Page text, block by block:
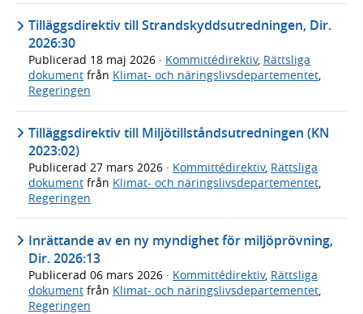
Tilläggsdirektiv till Strandskyddsutredningen, Dir.
2026:30
Publicerad 18 maj 2026 · Kommittédirektiv, Rättsliga
dokument från Klimat- och näringslivsdepartementet,
Regeringen
Tilläggsdirektiv till Miljötillståndsutredningen (KN
2023:02)
Publicerad 27 mars 2026 · Kommittédirektiv, Rättsliga
dokument från Klimat- och näringslivsdepartementet,
Regeringen
Inrättande av en ny myndighet för miljöprövning,
Dir. 2026:13
Publicerad 06 mars 2026 · Kommittédirektiv, Rättsliga
dokument från Klimat- och näringslivsdepartementet
Regeringen